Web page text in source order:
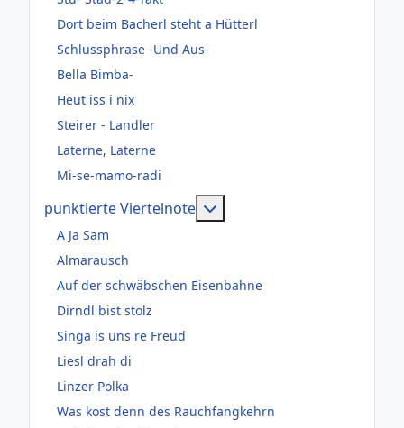
Dort beim Bacherl steht a Hütterl
Schlussphrase -Und Aus-
Bella Bimba-
Heut iss i nix
Steirer - Landler
Laterne, Laterne
Mi-se-mamo-radi
punktierte Viertelnote
A Ja Sam
Almarausch
Auf der schwäbschen Eisenbahne
Dirndl bist stolz
Singa is uns re Freud
Liesl drah di
Linzer Polka
Was kost denn des Rauchfangkehrn